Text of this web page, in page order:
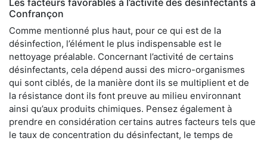
Confrançon
Comme mentionné plus haut, pour ce qui est de la
désinfection, l’élément le plus indispensable est le
nettoyage préalable. Concernant l’activité de certains
désinfectants, cela dépend aussi des micro-organismes
qui sont ciblés, de la manière dont ils se multiplient et de
la résistance dont ils font preuve au milieu environnant
ainsi qu’aux produits chimiques. Pensez également à
prendre en considération certains autres facteurs tels que
le taux de concentration du désinfectant, le temps de